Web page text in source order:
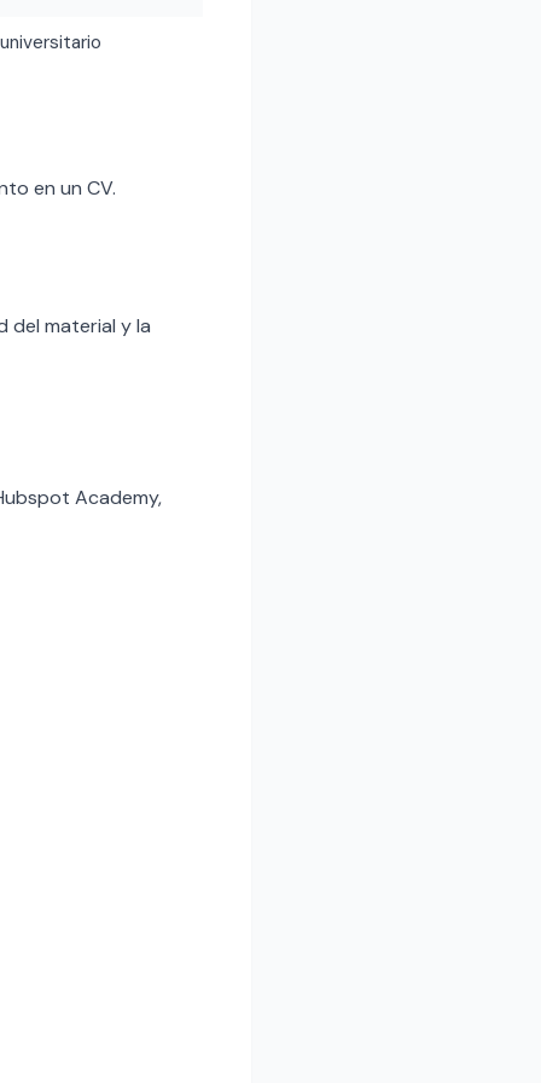
en un CV.
del material y la
Academy,